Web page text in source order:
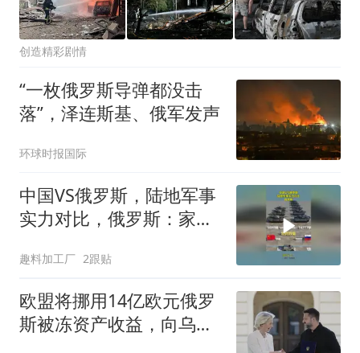
创造精彩剧情
“一枚俄罗斯导弹都没击
落”，泽连斯基、俄军发声
环球时报国际
中国VS俄罗斯，陆地军事
实力对比，俄罗斯：家底
趣料加工厂 2跟贴
欧盟将挪用14亿欧元俄罗
斯被冻资产收益，向乌克